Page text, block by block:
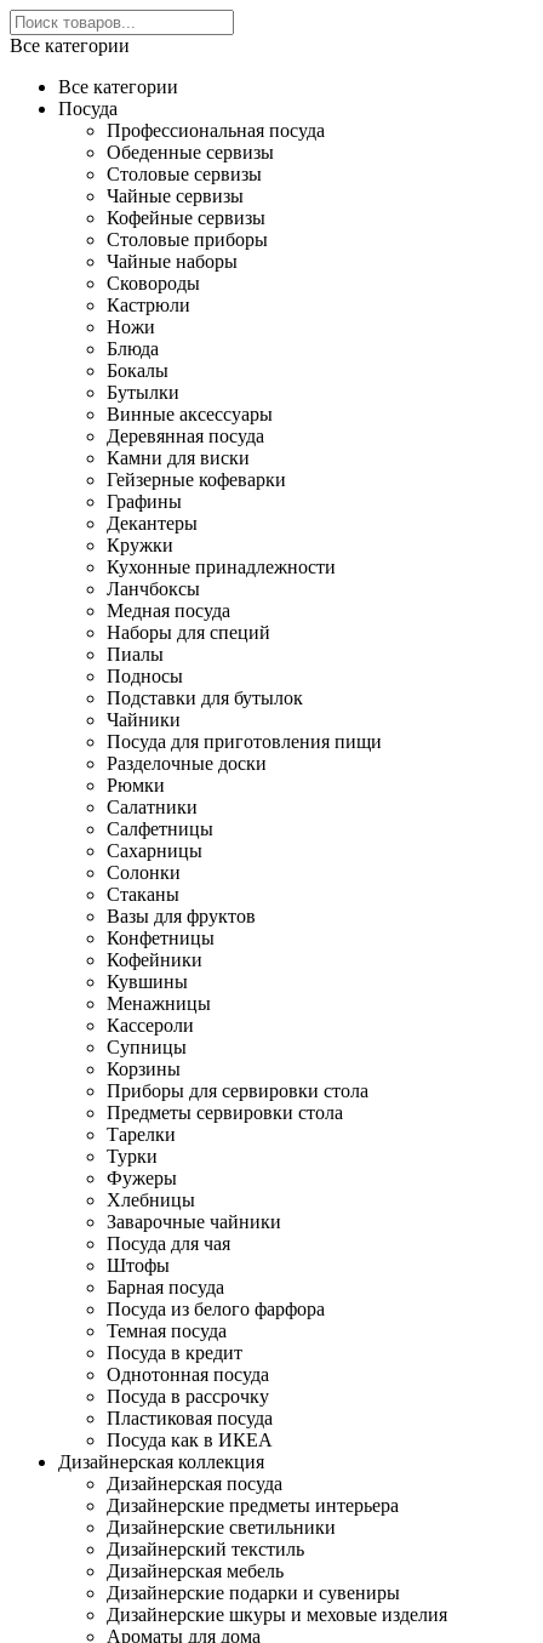
Все категории
Все категории
Посуда
Профессиональная посуда
Обеденные сервизы
Столовые сервизы
Чайные сервизы
Кофейные сервизы
Столовые приборы
Чайные наборы
Сковороды
Кастрюли
Ножи
Блюда
Бокалы
Бутылки
Винные аксессуары
Деревянная посуда
Камни для виски
Гейзерные кофеварки
Графины
Декантеры
Кружки
Кухонные принадлежности
Ланчбоксы
Медная посуда
Наборы для специй
Пиалы
Подносы
Подставки для бутылок
Чайники
Посуда для приготовления пищи
Разделочные доски
Рюмки
Салатники
Салфетницы
Сахарницы
Солонки
Стаканы
Вазы для фруктов
Конфетницы
Кофейники
Кувшины
Менажницы
Кассероли
Супницы
Корзины
Приборы для сервировки стола
Предметы сервировки стола
Тарелки
Турки
Фужеры
Хлебницы
Заварочные чайники
Посуда для чая
Штофы
Барная посуда
Посуда из белого фарфора
Темная посуда
Посуда в кредит
Однотонная посуда
Посуда в рассрочку
Пластиковая посуда
Посуда как в ИКЕА
Дизайнерская коллекция
Дизайнерская посуда
Дизайнерские предметы интерьера
Дизайнерские светильники
Дизайнерский текстиль
Дизайнерская мебель
Дизайнерские подарки и сувениры
Дизайнерские шкуры и меховые изделия
Ароматы для дома